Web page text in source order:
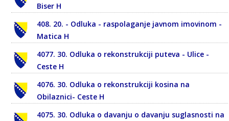
Biser H
408. 20. - Odluka - raspolaganje javnom imovinom -
Matica H
4077. 30. Odluka o rekonstrukciji puteva - Ulice -
Ceste H
4076. 30. Odluka o rekonstrukciji kosina na
Obilaznici- Ceste H
4075. 30. Odluka o davanju o davanju suglasnosti na